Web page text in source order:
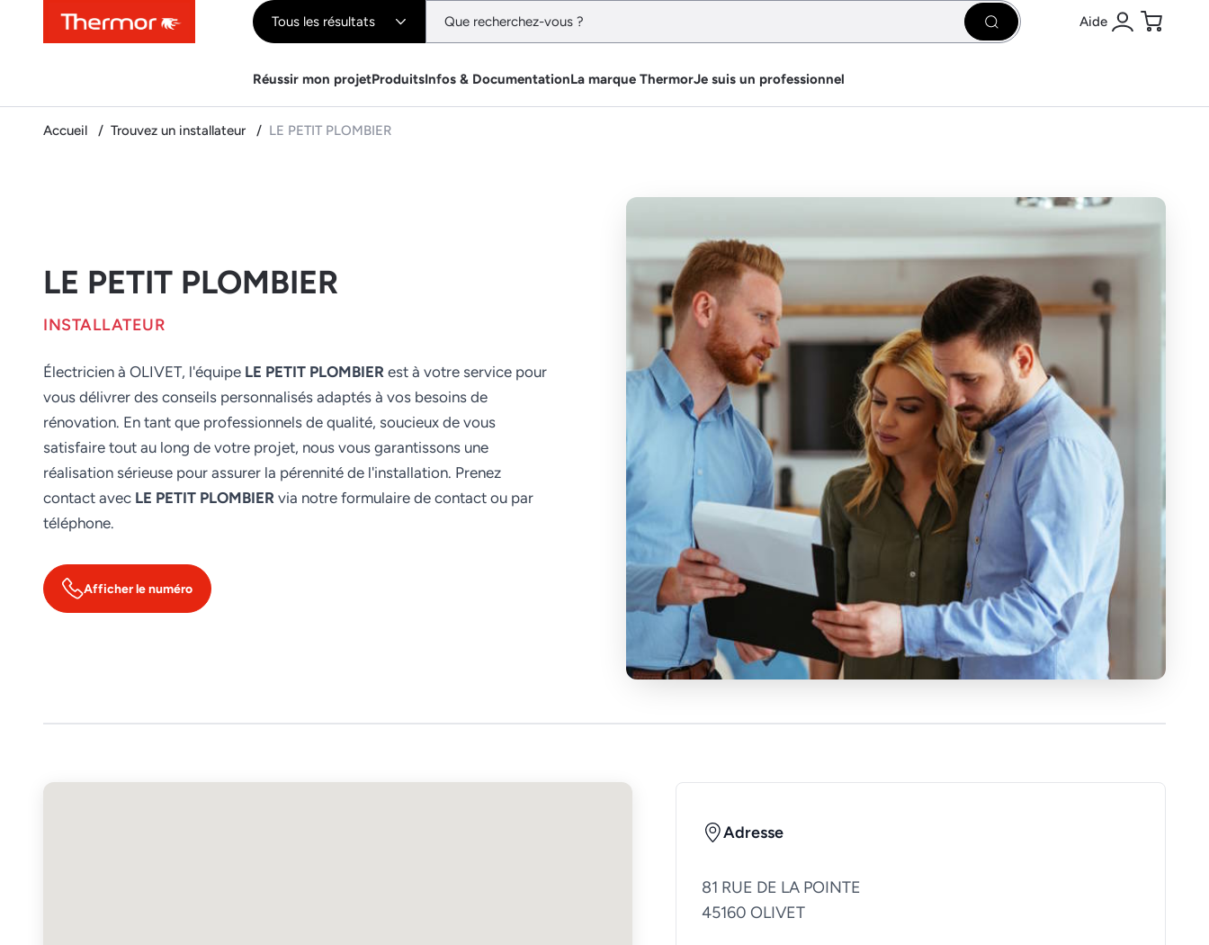
ContenuMenuRecherche Tous les résultats Rechercher Aide
Se connecter
Panier
Réussir mon projetProduitsInfos & DocumentationLa marque ThermorJe suis un professionnel
Accueil Trouvez un installateur LE PETIT PLOMBIER
LE PETIT PLOMBIER
INSTALLATEUR
Électricien à OLIVET, l'équipe LE PETIT PLOMBIER est à votre service pour
vous délivrer des conseils personnalisés adaptés à vos besoins de
rénovation. En tant que professionnels de qualité, soucieux de vous
satisfaire tout au long de votre projet, nous vous garantissons une
réalisation sérieuse pour assurer la pérennité de l'installation. Prenez
contact avec LE PETIT PLOMBIER via notre formulaire de contact ou par
téléphone.
Afficher le numéro
Adresse
81 RUE DE LA POINTE
45160 OLIVET